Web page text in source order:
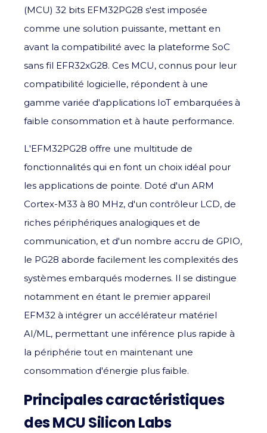
(MCU) 32 bits EFM32PG28 s'est imposée
comme une solution puissante, mettant en
avant la compatibilité avec la plateforme SoC
sans fil EFR32xG28. Ces MCU, connus pour leur
compatibilité logicielle, répondent à une
gamme variée d'applications IoT embarquées à
faible consommation et à haute performance.
L'EFM32PG28 offre une multitude de
fonctionnalités qui en font un choix idéal pour
les applications de pointe. Doté d'un ARM
Cortex-M33 à 80 MHz, d'un contrôleur LCD, de
riches périphériques analogiques et de
communication, et d'un nombre accru de GPIO,
le PG28 aborde facilement les complexités des
systèmes embarqués modernes. Il se distingue
notamment en étant le premier appareil
EFM32 à intégrer un accélérateur matériel
AI/ML, permettant une inférence plus rapide à
la périphérie tout en maintenant une
consommation d'énergie plus faible.
Principales caractéristiques
des MCU Silicon Labs